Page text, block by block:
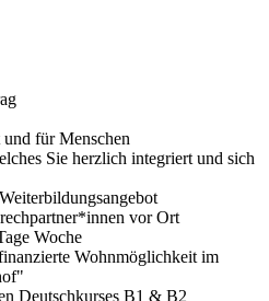
für Menschen
Sie herzlich integriert und sich
vor Ort
Woche
Wohnmöglichkeit im
Deutschkurses B1 & B2